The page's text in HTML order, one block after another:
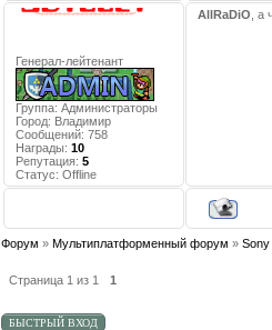
Генерал-лейтенант
Группа: Администраторы
Город: Владимир
Сообщений: 758
Награды: 10
Репутация: 5
Статус: Offline
AllRaDiO ,
Форум » Мультиплатформенный форум » Sony
Страница 1 из 1 1